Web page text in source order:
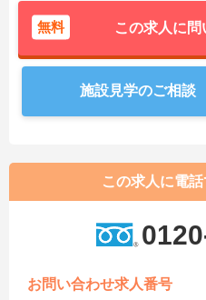
無料 この求人に問
施設見学のご相談
この求人に電
お問い合わせ求人番号